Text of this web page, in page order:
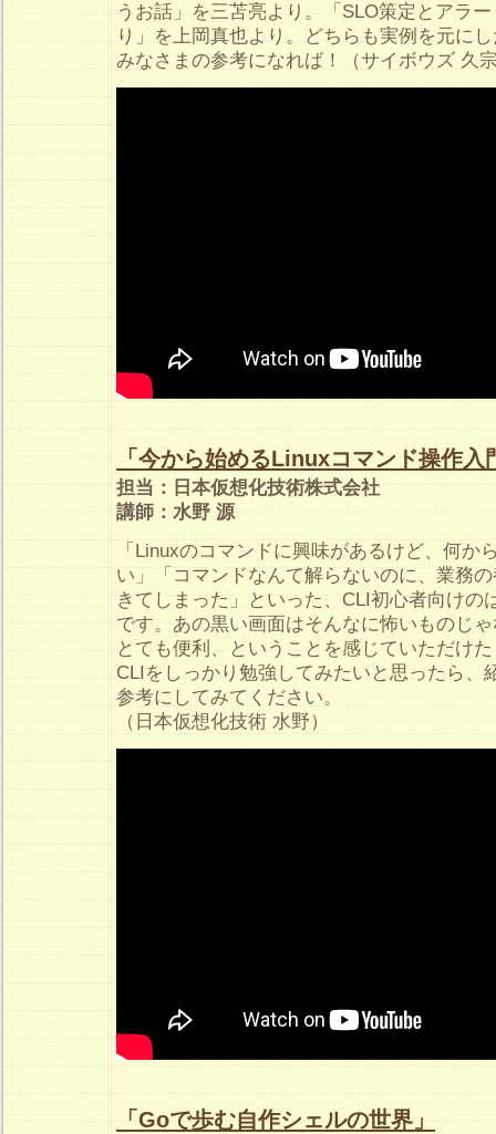
うお話」を三苫亮より。「SLO策定とアラ
り」を上岡真也より。どちらも実例を元に
みなさまの参考になれば！（サイボウズ 久
「今から始めるLinuxコマンド操作入
担当：日本仮想化技術株式会社
講師：水野 源
「Linuxのコマンドに興味があるけど、何か
い」「コマンドなんて解らないのに、業務
きてしまった」といった、CLI初心者向けの
です。あの黒い画面はそんなに怖いものじ
とても便利、ということを感じていただけ
CLIをしっかり勉強してみたいと思ったら、
参考にしてみてください。
（日本仮想化技術 水野）
「Goで歩む自作シェルの世界」